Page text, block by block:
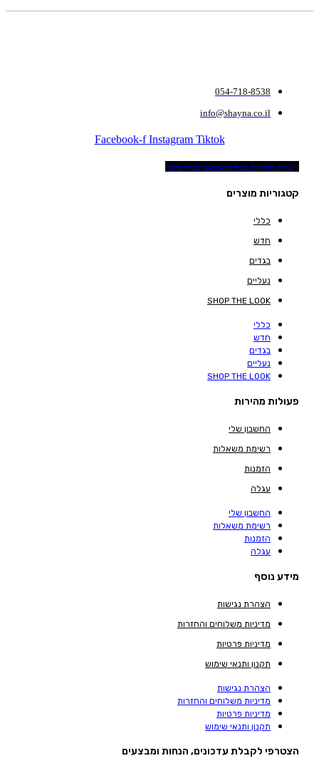
054-718-8538
info@shayna.co.il
Facebook-f Instagram Tiktok
שירות הלקוחות פעיל בוואטצאפ ובמייל בלבד
קטגוריות מוצרים
כללי
חדש
בגדים
נעליים
SHOP THE LOOK
כללי
חדש
בגדים
נעליים
SHOP THE LOOK
פעולות מהירות
החשבון שלי
רשימת משאלות
הזמנות
עגלה
החשבון שלי
רשימת משאלות
הזמנות
עגלה
מידע נוסף
הצהרת נגישות
מדיניות משלוחים והחזרות
מדיניות פרטיות
תקנון ותנאי שימוש
הצהרת נגישות
מדיניות משלוחים והחזרות
מדיניות פרטיות
תקנון ותנאי שימוש
הצטרפי לקבלת עדכונים, הנחות ומבצעים